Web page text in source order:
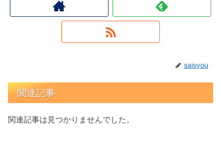
saisyou
関連記事
関連記事は見つかりませんでした。